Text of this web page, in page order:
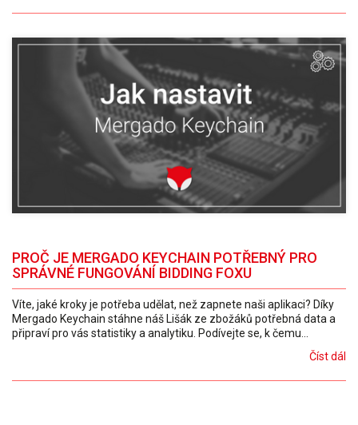
PROČ JE MERGADO KEYCHAIN POTŘEBNÝ PRO
SPRÁVNÉ FUNGOVÁNÍ BIDDING FOXU
Víte, jaké kroky je potřeba udělat, než zapnete naši aplikaci? Díky
Mergado Keychain stáhne náš Lišák ze zbožáků potřebná data a
připraví pro vás statistiky a analytiku. Podívejte se, k čemu...
Číst dál